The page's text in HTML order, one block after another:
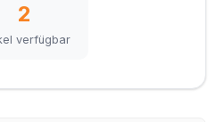
2
verfügbar